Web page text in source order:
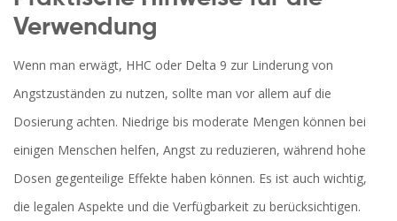
Verwendung
Wenn man erwägt, HHC oder Delta 9 zur Linderung von
Angstzuständen zu nutzen, sollte man vor allem auf die
Dosierung achten. Niedrige bis moderate Mengen können bei
einigen Menschen helfen, Angst zu reduzieren, während hohe
Dosen gegenteilige Effekte haben können. Es ist auch wichtig,
die legalen Aspekte und die Verfügbarkeit zu berücksichtigen.